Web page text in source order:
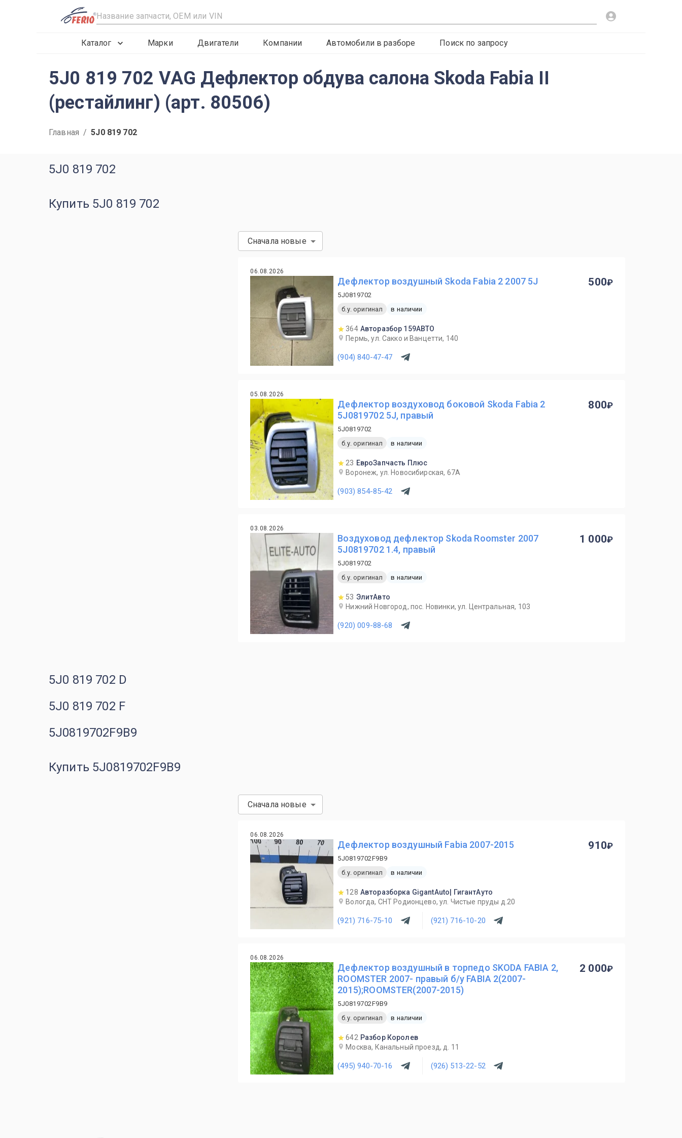
R
Каталог Марки Двигатели Компании Автомобили в разборе Поиск по запросу
5J0 819 702 VAG Дефлектор обдува салона Skoda Fabia II
(рестайлинг) (арт. 80506)
Главная / 5J0 819 702
5J0 819 702
Купить 5J0 819 702
Сначала новые
06.08.2026
Дефлектор воздушный Skoda Fabia 2 2007 5J
5J0819702
б.у. оригинал
в наличии
364 Авторазбор 159АВТО
Пермь, ул. Сакко и Ванцетти, 140
(904) 840-47-47
500
05.08.2026
Дефлектор воздуховод боковой Skoda Fabia 2
5J0819702 5J, правый
5J0819702
б.у. оригинал
в наличии
23 ЕвроЗапчасть Плюс
Воронеж, ул. Новосибирская, 67А
(903) 854-85-42
800
03.08.2026
Воздуховод дефлектор Skoda Roomster 2007
5J0819702 1.4, правый
5J0819702
б.у. оригинал
в наличии
53 ЭлитАвто
Нижний Новгород, пос. Новинки, ул. Центральная, 103
(920) 009-88-68
1 000
5J0 819 702 D
5J0 819 702 F
5J0819702F9B9
Купить 5J0819702F9B9
Сначала новые
06.08.2026
Дефлектор воздушный Fabia 2007-2015
5J0819702F9B9
б.у. оригинал
в наличии
128 Авторазборка GigantAuto| ГигантАуто
Вологда, СНТ Родионцево, ул. Чистые пруды д.20
(921) 716-75-10 (921) 716-10-20
910
06.08.2026
Дефлектор воздушный в торпедо SKODA FABIA 2,
ROOMSTER 2007- правый б/у FABIA 2(2007-
2015);ROOMSTER(2007-2015)
5J0819702F9B9
б.у. оригинал
в наличии
642 Разбор Королев
Москва, Канальный проезд, д. 11
(495) 940-70-16 (926) 513-22-52
2 000